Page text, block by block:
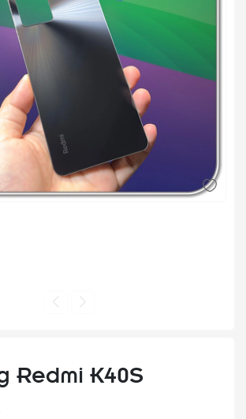
Redmi K40S